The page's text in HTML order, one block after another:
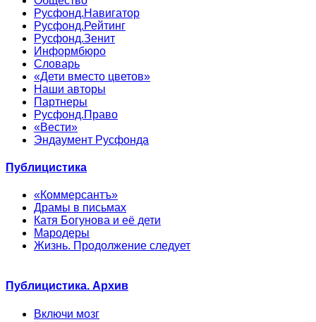
Русфонд.Навигатор
Русфонд.Рейтинг
Русфонд.Зенит
Информбюро
Словарь
«Дети вместо цветов»
Наши авторы
Партнеры
Русфонд.Право
«Вести»
Эндаумент Русфонда
Публицистика
«Коммерсантъ»
Драмы в письмах
Катя Богунова и её дети
Мародеры
Жизнь. Продолжение следует
Публицистика. Архив
Включи мозг